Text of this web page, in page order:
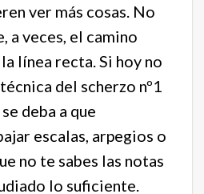
ver más cosas. No
a veces, el camino
línea recta. Si hoy no
del scherzo nº1
deba a que
escalas, arpegios o
no te sabes las notas
lo suficiente.